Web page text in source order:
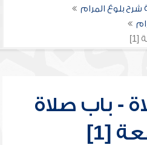
بلوغ المرام
[1]
- باب صلاة
[1]